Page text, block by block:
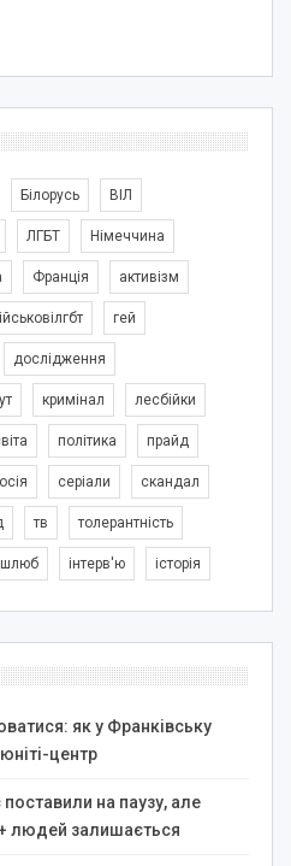
Білорусь ВІЛ
ЛГБТ Німеччина
Франція активізм
гей
дослідження
кримінал лесбійки
політика прайд
серіали скандал
тв толерантність
шлюб інтерв'ю історія
як у Франківську
центр
на паузу, але
людей залишається